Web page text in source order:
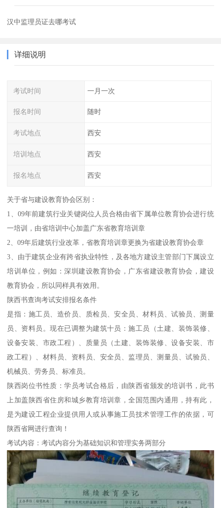
汉中监理员证去哪考试
详细说明
考试时间 一月一次
报名时间 随时
考试地点 西安
培训地点 西安
报名地点 西安
关于省与建设教育协会区别：
1、09年前建筑行业关键岗位人员合格由省下属单位教育协会进行统
一培训，由省培训中心加盖广东省教育培训章
2、09年后建筑行业改革，省教育培训章更换为省建设教育协会章
3、由于建筑企业有跨省执业特性，及各地方建设主管部门下属设立
培训单位，例如：深圳建设教育协会，广东省建设教育协会，建设
教育协会，所以同样具有效用。
陕西书查询考试安排报名条件
是指：施工员、造价员、质检员、安全员、材料员、试验员、测量
员、资料员。现在已调整为建筑十员：施工员（土建、装饰装修、
设备安装、市政工程）、质量员（土建、装饰装修、设备安装、市
政工程）、材料员、资料员、安全员、监理员、测量员、试验员、
机械员、劳务员、标准员。
陕西岗位书性质：学员考试合格后，由陕西省颁发的培训书，此书
上加盖陕西省住房和城乡教育培训章，全国范围内通用，持有此，
是为建设工程企业提供用人或从事施工员技术管理工作的依据，可
陕西省网进行查询！
考试内容：考试内容分为基础知识和管理实务两部分